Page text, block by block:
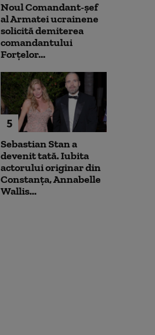
Noul Comandant-șef
al Armatei ucrainene
solicită demiterea
comandantului
Forțelor...
5
Sebastian Stan a
devenit tată. Iubita
actorului originar din
Constanța, Annabelle
Wallis...